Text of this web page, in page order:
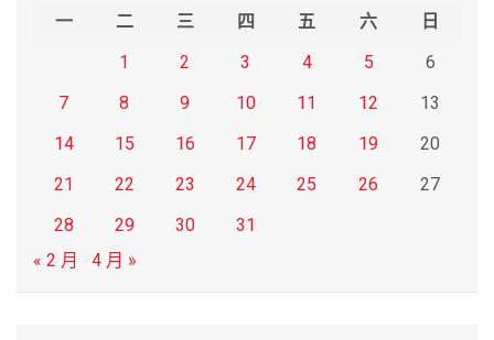
一 二 三 四 五 六
日
1
2 3 4 5
6
7
8 9 10 11 12
13
14
15 16 17 18 19
20
21
22 23 24 25 26
27
28
29 30
31
« 2 月
4 月 »